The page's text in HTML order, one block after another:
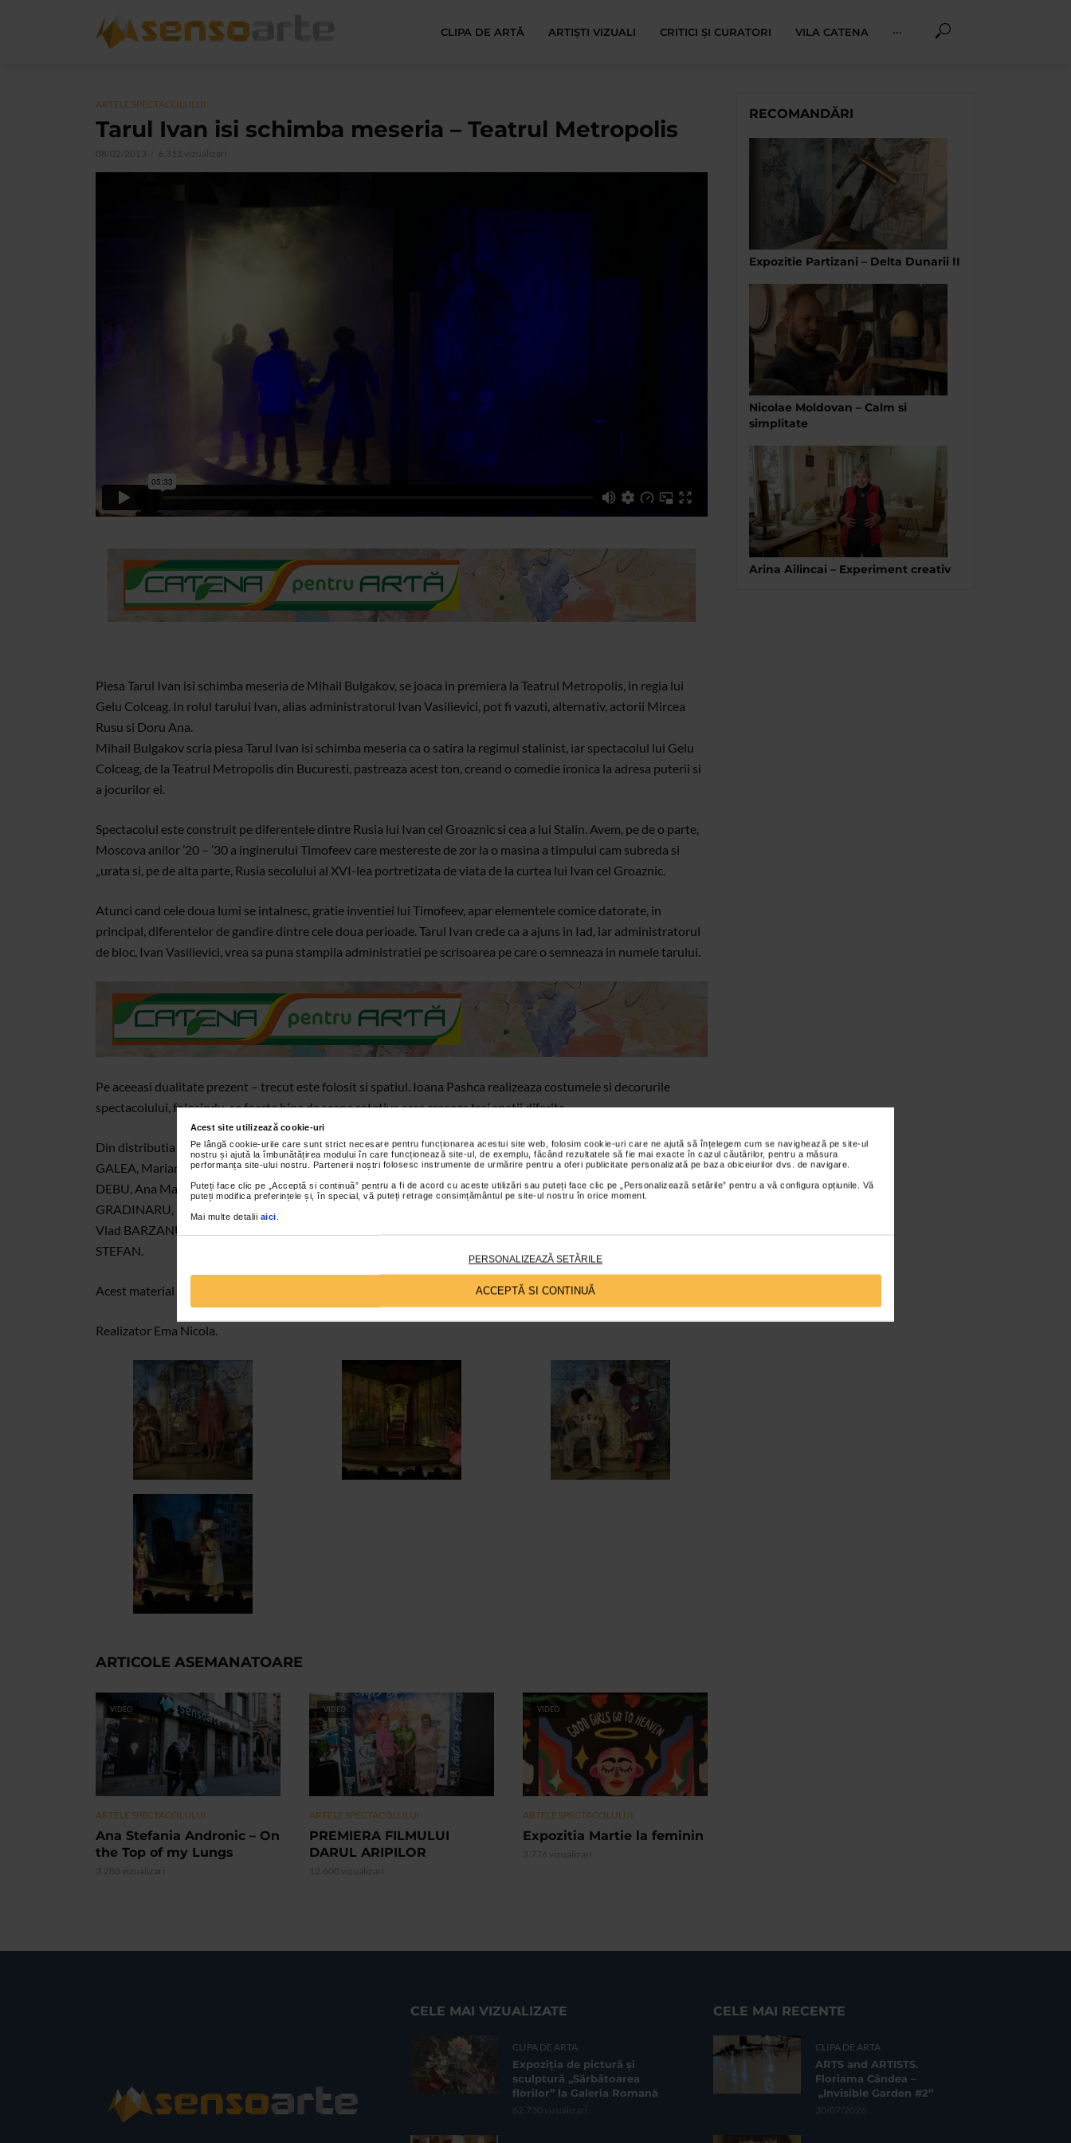
Acest site utilizează cookie-uri
Pe lângă cookie-urile care sunt strict necesare pentru funcționarea acestui site web, folosim cookie-uri care ne ajută să înțelegem cum se navighează pe site-ul
nostru și ajută la îmbunătățirea modului în care funcționează site-ul, de exemplu, făcând rezultatele să fie mai exacte în cazul căutărilor, pentru a măsura
performanța site-ului nostru. Partenerii noștri folosesc instrumente de urmărire pentru a oferi publicitate personalizată pe baza obiceiurilor dvs. de navigare.
Puteți face clic pe „Acceptă si continuă” pentru a fi de acord cu aceste utilizări sau puteți face clic pe „Personalizează setările” pentru a vă configura opțiunile. Vă
puteți modifica preferințele și, în special, vă puteți retrage consimțământul pe site-ul nostru în orice moment.
Mai multe detalii aici
PERSONALIZEAZĂ SETĂRILE
ACCEPTĂ SI CONTINUĂ
CLIPA DE ARTĂ ARTIȘTI VIZUALI CRITICI ȘI CURATORI VILA CATENA ···
ARTELE SPECTACOLULUI
Tarul Ivan isi schimba meseria – Teatrul Metropolis
08/02/2013 6.311 vizualizari
Piesa Tarul Ivan isi schimba meseria de Mihail Bulgakov, se joaca in premiera la Teatrul Metropolis, in regia lui
Gelu Colceag. In rolul tarului Ivan, alias administratorul Ivan Vasilievici, pot fi vazuti, alternativ, actorii Mircea
Rusu si Doru Ana.
Mihail Bulgakov scria piesa Tarul Ivan isi schimba meseria ca o satira la regimul stalinist, iar spectacolul lui Gelu
Colceag, de la Teatrul Metropolis din Bucuresti, pastreaza acest ton, creand o comedie ironica la adresa puterii si
a jocurilor ei.
Spectacolul este construit pe diferentele dintre Rusia lui Ivan cel Groaznic si cea a lui Stalin. Avem, pe de o parte,
Moscova anilor ’20 – ’30 a inginerului Timofeev care mestereste de zor la o masina a timpului cam subreda si
„urata si, pe de alta parte, Rusia secolului al XVI-lea portretizata de viata de la curtea lui Ivan cel Groaznic.
Atunci cand cele doua lumi se intalnesc, gratie inventiei lui Timofeev, apar elementele comice datorate, in
principal, diferentelor de gandire dintre cele doua perioade. Tarul Ivan crede ca a ajuns in Iad, iar administratorul
de bloc, Ivan Vasilievici, vrea sa puna stampila administratiei pe scrisoarea pe care o semneaza in numele tarului.
Pe aceeasi dualitate prezent – trecut este folosit si spatiul. Ioana Pashca realizeaza costumele si decorurile
spectacolului, folosindu-se foarte bine de scena rotativa care creeaza trei spatii diferite.
Din distributia spectacolului fac parte: Mircea RUSU/Doru ANA, Radu GABRIEL/Vlad CORBEANU, Marius
GALEA, Mariana DANESCU, Diana CAVALIOTTI, Vlad LOGIGAN, Gabriel COSTIN, Sergiu FLESNER/Silviu
DEBU, Ana Maria BERCU/Ana COVALCIUC, Eduard CARLAN, Gigi IORDACHE, Mihai PERSA, Alexandru
GRADINARU, Marius DRAGUS, Emilian MARNEA, Laurentiu DRAGAN, Lucian IONESCU, Ionut EFTIMICIUC,
Vlad BARZANU/ Victor TAPEANU, Cristina IONITA, Bianca POPESCU, Andreea SOVAN, Mihaela VELICU/Irina
STEFAN.
Acest material va este oferit de Catena.
Realizator Ema Nicola.
ARTICOLE ASEMANATOARE
VIDEO
ARTELE SPECTACOLULUI
Ana Stefania Andronic – On
the Top of my Lungs
3.288 vizualizari
VIDEO
ARTELE SPECTACOLULUI
PREMIERA FILMULUI
DARUL ARIPILOR
12.600 vizualizari
VIDEO
ARTELE SPECTACOLULUI
Expozitia Martie la feminin
3.776 vizualizari
RECOMANDĂRI
Expozitie Partizani – Delta Dunarii II
Nicolae Moldovan – Calm si
simplitate
Arina Ailincai – Experiment creativ
CELE MAI VIZUALIZATE
CLIPA DE ARTA
Expoziția de pictură și
sculptură „Sărbătoarea
florilor” la Galeria Romană
62.730 vizualizari
CELE MAI RECENTE
CLIPA DE ARTA
ARTS and ARTISTS.
Floriama Cândea –
„Invisible Garden #2”
30/07/2026